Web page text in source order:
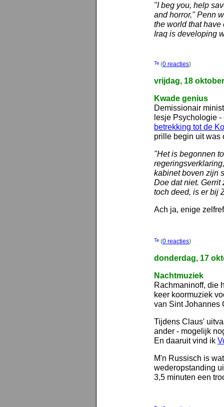
"I beg you, help
and horror," Penn
the world that
Iraq is developing
(0 reacties)
vrijdag, 18
Kwade genius
Demissionair
lesje Psychologie
betrekking tot de
prille begin uit was
"Het is begonnen
kabinet boven zijn
Doe dat niet.
toch deed, is er bij
Ach ja, enige
(0 reacties)
donderdag, 17
Nachtmuziek
Rachmaninoff, die
keer koormuziek
van Sint Johannes
Tijdens Claus'
ander - mogelijk
En daaruit vind ik
M'n Russisch is
wederopstanding
3,5 minuten een